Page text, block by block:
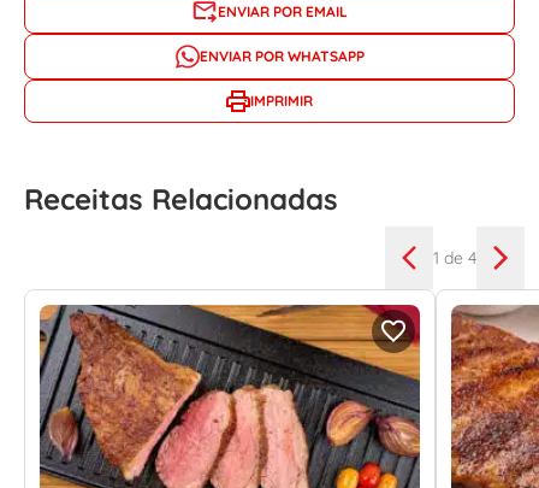
ENVIAR POR EMAIL
ENVIAR POR WHATSAPP
IMPRIMIR
Receitas Relacionadas
1 de 4